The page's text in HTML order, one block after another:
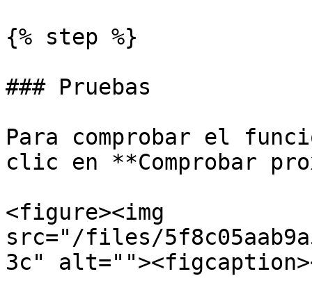
{% step %}
### Pruebas
Para comprobar el
clic en **Comprobar
<figure><img
src="/files/
3c"